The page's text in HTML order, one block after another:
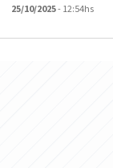
25/10/2025- 12:54hs